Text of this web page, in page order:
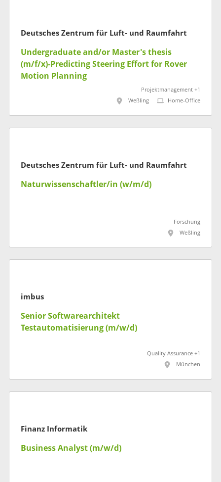
Deutsches Zentrum für Luft- und Raumfahrt
Undergraduate and/or Master's thesis
(m/f/x)-Predicting Steering Effort for Rover
Motion Planning
Projektmanagement +1
Weßling
Home-Office
Deutsches Zentrum für Luft- und Raumfahrt
Naturwissenschaftler/in (w/m/d)
Forschung
Weßling
imbus
Senior Softwarearchitekt
Testautomatisierung (m/w/d)
Quality Assurance +1
München
Finanz Informatik
Business Analyst (m/w/d)